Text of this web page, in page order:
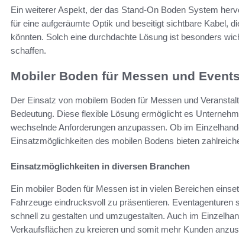
Ein weiterer Aspekt, der das Stand-On Boden System
für eine aufgeräumte Optik und beseitigt sichtbare Kabel,
könnten. Solch eine durchdachte Lösung ist besonders
schaffen.
Mobiler Boden für Messen und Events
Der Einsatz von mobilem Boden für Messen und
Bedeutung. Diese flexible Lösung ermöglicht es
wechselnde Anforderungen anzupassen. Ob im
Einsatzmöglichkeiten des mobilen Bodens bieten
Einsatzmöglichkeiten in diversen Branchen
Ein mobiler Boden für Messen ist in vielen Bereichen
Fahrzeuge eindrucksvoll zu präsentieren.
schnell zu gestalten und umzugestalten. Auch im
Verkaufsflächen zu kreieren und somit mehr Kunden